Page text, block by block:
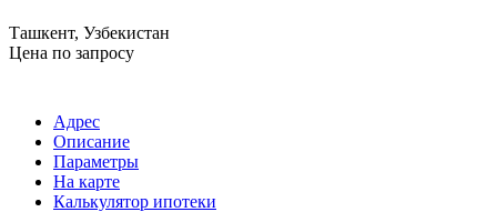
Ташкент, Узбекистан
Цена по запросу
Адрес
Описание
Параметры
На карте
Калькулятор ипотеки